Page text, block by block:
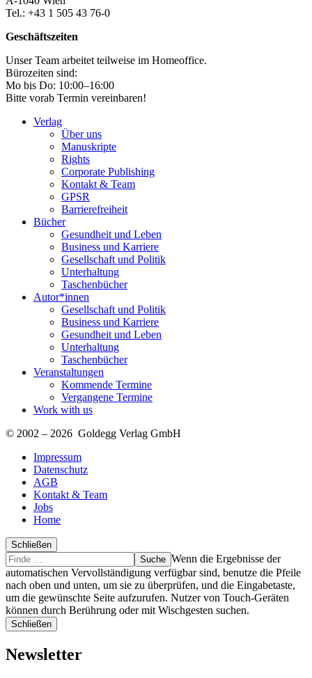
Tel.: +43 1 505 43 76-0
Geschäftszeiten
Unser Team arbeitet teilweise im Homeoffice.
Bürozeiten sind:
Mo bis Do: 10:00–16:00
Bitte vorab Termin vereinbaren!
Verlag
Über uns
Manuskripte
Rights
Corporate Publishing
Kontakt & Team
GPSR
Barrierefreiheit
Bücher
Gesundheit und Leben
Business und Karriere
Gesellschaft und Politik
Unterhaltung
Taschenbücher
Autor*innen
Gesellschaft und Politik
Business und Karriere
Gesundheit und Leben
Unterhaltung
Taschenbücher
Veranstaltungen
Kommende Termine
Vergangene Termine
Work with us
© 2002 – 2026 Goldegg Verlag GmbH
Impressum
Datenschutz
AGB
Kontakt & Team
Jobs
Home
Schließen
Suche
Finde
…
Wenn die Ergebnisse der
automatischen Vervollständigung verfügbar sind, benutze die Pfeile
nach oben und unten, um sie zu überprüfen, und die Eingabetaste,
um die gewünschte Seite aufzurufen. Nutzer von Touch-Geräten
können durch Berührung oder mit Wischgesten suchen.
Schließen
Newsletter